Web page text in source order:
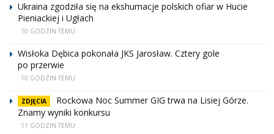
Ukraina zgodziła się na ekshumacje polskich ofiar w Hucie
Pieniackiej i Ugłach
10 GODZIN TEMU
Wisłoka Dębica pokonała JKS Jarosław. Cztery gole
po przerwie
10 GODZIN TEMU
ZDJĘCIA
Rockowa Noc Summer GIG trwa na Lisiej Górze.
Znamy wyniki konkursu
11 GODZIN TEMU